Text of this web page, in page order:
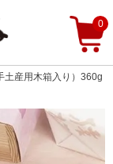
0
土産用木箱入り）360g